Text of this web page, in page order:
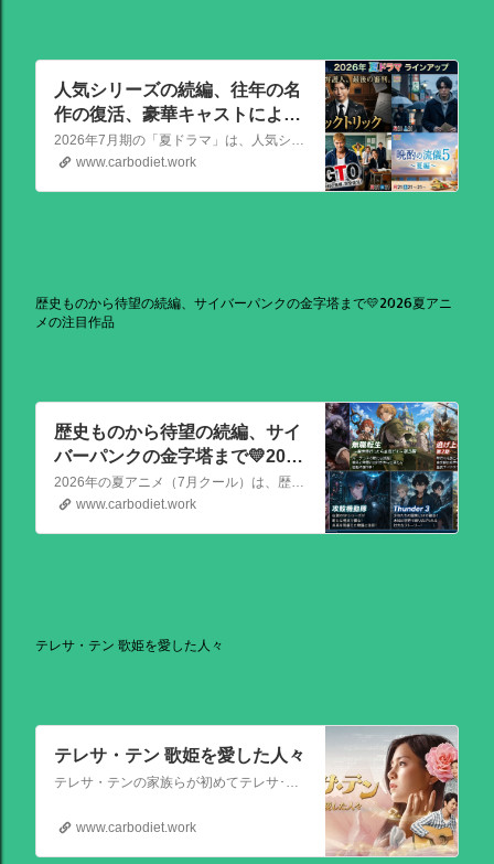
人気シリーズの続編、往年の名
作の復活、豪華キャストによる
骨太な新作が熱い！📺2026年7
月期（夏ドラマ）
2026年7月期の「夏ドラマ」は、人気シリーズの続編から、往年の名作の復活、豪華キャストによる骨太な新作まで、かなり熱いラインアップが出そろっています！
www.carbodiet.work
歴史ものから待望の続編、サイバーパンクの金字塔まで💛2026夏アニ
メの注目作品
歴史ものから待望の続編、サイ
バーパンクの金字塔まで💛2026
夏アニメの注目作品
2026年の夏アニメ（7月クール）は、歴史ものから待望の続編、サイバーパンクの金字塔まで、かなり見ごたえのある強力なラインナップが揃っています！ その中でも特に注目を集めている話題作を、いくつか厳選してご紹介します。
www.carbodiet.work
テレサ・テン 歌姫を愛した人々
テレサ・テン 歌姫を愛した人々
テレサ・テンの家族らが初めてテレサ･テンの伝記的物語の撮影を許可した作品。テレサ・テンの伝説的な人生を誕生から描く。彼女がいかにして歌の道に踏み出し、いかにして一代の女王となったか、そしてその過程でいかにして苦悩と困難を乗り越えたか、その物語が披露される。
www.carbodiet.work